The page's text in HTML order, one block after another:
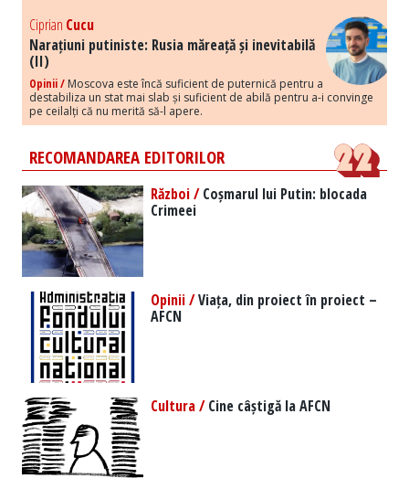
Ciprian Cucu
Narațiuni putiniste: Rusia măreață și inevitabilă
(II)
Opinii / Moscova este încă suficient de puternică pentru a
destabiliza un stat mai slab și suficient de abilă pentru a-i convinge
pe ceilalți că nu merită să-l apere.
RECOMANDAREA EDITORILOR
Război /Coșmarul lui Putin: blocada
Crimeei
Opinii /Viața, din proiect în proiect –
AFCN
Cultura /Cine câștigă la AFCN